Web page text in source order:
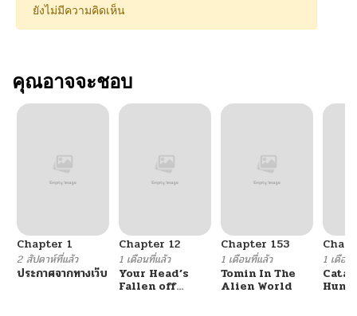
ยังไม่มีความคิดเห็น
คุณอาจจะชอบ
Chapter 1
2 สัปดาห์ที่แล้ว
ประกาศจากทางเว็บ
Chapter 12
1 เดือนที่แล้ว
Your Head’s
Fallen off
Chapter 153
1 เดือนที่แล้ว
Tomin In The
Alien World
1 เดือน